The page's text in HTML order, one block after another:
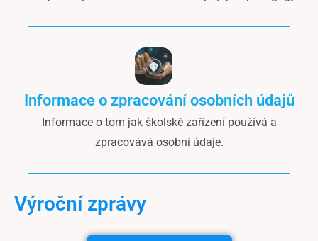
Informace o zpracování osobních údajů
Informace o tom jak školské zařízení používá a
zpracovává osobní údaje.
Výroční zprávy